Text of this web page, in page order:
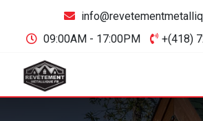
09:00AM - 17:00PM
+(418)